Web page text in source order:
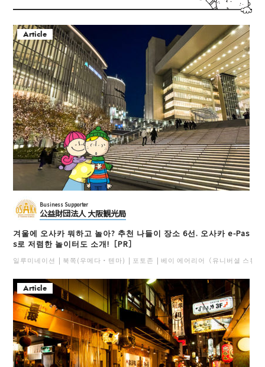
Article
Business Supporter
公益財団法人 大阪観光局
겨울에 오사카 뭐하고 놀아? 추천 나들이 장소 6선. 오사카 e-Pas
s로 저렴한 놀이터도 소개!［PR］
일루미네이션 북쪽(우메다・텐마) 포토존 베이 에어리어（유니버셜 스튜
Article